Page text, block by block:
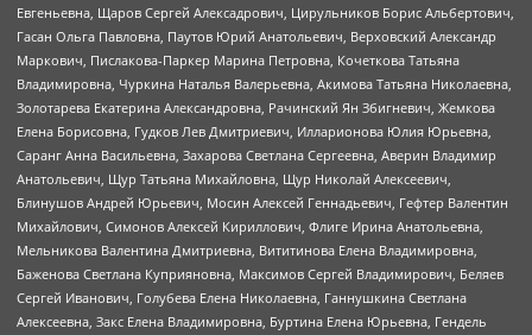
Евгеньевна, Щаров Сергей Алексадрович, Цирульников Борис Альбертович,
Гасан Ольга Павловна, Паутов Юрий Анатольевич, Верховский Александр
Маркович, Пислакова-Паркер Марина Петровна, Кочеткова Татьяна
Владимировна, Чуркина Наталья Валерьевна, Акимова Татьяна Николаевна,
Золотарева Екатерина Александровна, Рачинский Ян Збигневич, Жемкова
Елена Борисовна, Гудков Лев Дмитриевич, Илларионова Юлия Юрьевна,
Саранг Анна Васильевна, Захарова Светлана Сергеевна, Аверин Владимир
Анатольевич, Щур Татьяна Михайловна, Щур Николай Алексеевич,
Блинушов Андрей Юрьевич, Мосин Алексей Геннадьевич, Гефтер Валентин
Михайлович, Симонов Алексей Кириллович, Флиге Ирина Анатольевна,
Мельникова Валентина Дмитриевна, Вититинова Елена Владимировна,
Баженова Светлана Куприяновна, Максимов Сергей Владимирович, Беляев
Сергей Иванович, Голубева Елена Николаевна, Ганнушкина Светлана
Алексеевна, Закс Елена Владимировна, Буртина Елена Юрьевна, Гендель